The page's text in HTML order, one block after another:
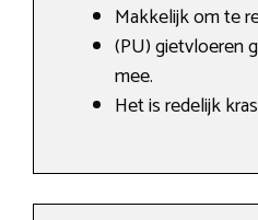
Makkelijk om te
(PU) gietvloeren
mee.
Het is redelijk